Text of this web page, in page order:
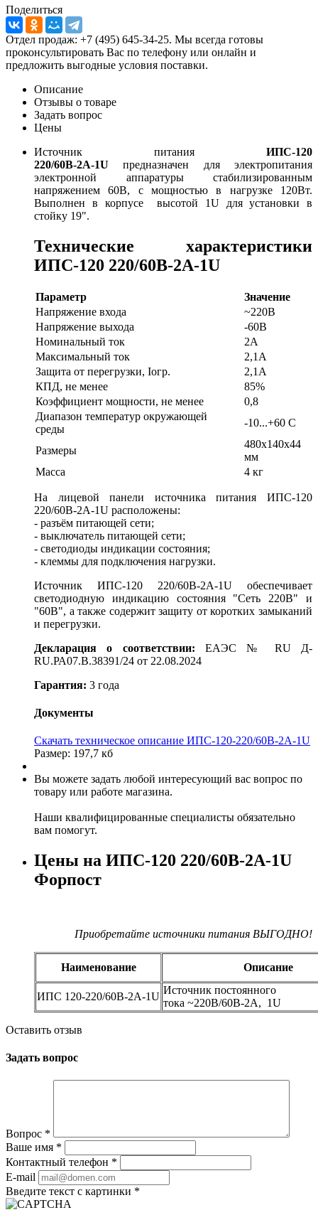
Поделиться
Отдел продаж: +7 (495) 645-34-25. Мы всегда готовы
проконсультировать Вас по телефону или онлайн и
предложить выгодные условия поставки.
Описание
Отзывы о товаре
Задать вопрос
Цены
Источник питания ИПС-120
220/60В-2А-1U предназначен для электропитания
электронной аппаратуры стабилизированным
напряжением 60В, с мощностью в нагрузке 120Вт.
Выполнен в корпусе высотой 1U для установки в
стойку 19".
Технические характеристики
ИПС-120 220/60В-2А-1U
Параметр
Значение
Напряжение входа
~220В
Напряжение выхода
-60В
Номинальный ток
2А
Максимальный ток
2,1А
Защита от перегрузки, Iогр.
2,1А
КПД, не менее
85%
Коэффициент мощности, не менее
0,8
Диапазон температур окружающей
среды
-10...+60 С
Размеры
480х140х44
мм
Масса
4 кг
На лицевой панели источника питания ИПС-120
220/60В-2А-1U расположены:
- разъём питающей сети;
- выключатель питающей сети;
- светодиоды индикации состояния;
- клеммы для подключения нагрузки.
Источник ИПС-120 220/60В-2А-1U обеспечивает
светодиодную индикацию состояния "Сеть 220В" и
"60В", а также содержит защиту от коротких замыканий
и перегрузки.
Декларация о соответствии: ЕАЭС № RU Д-
RU.РА07.В.38391/24 от 22.08.2024
Гарантия: 3 года
Документы
Скачать техническое описание ИПС-120-220/60В-2А-1U
Размер: 197,7 кб
Вы можете задать любой интересующий вас вопрос по
товару или работе магазина.
Наши квалифицированные специалисты обязательно
вам помогут.
Цены на ИПС-120 220/60В-2А-1U
Форпост
Приобретайте источники питания ВЫГОДНО!
Наименование Описание
ИПС 120-220/60B-2A-1U
Источник постоянного
тока ~220В/60В-2А, 1U
Оставить отзыв
Задать вопрос
Вопрос *
Ваше имя *
Контактный телефон *
E-mail
Введите текст с картинки *